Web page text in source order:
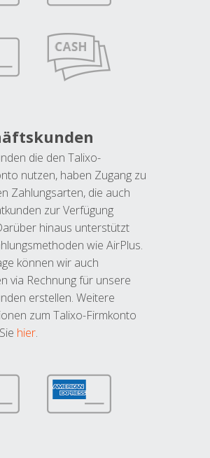
die den Talixo-
nutzen, haben Zugang zu
Zahlungsarten, die auch
zur Verfügung
hinaus unterstützt
wie AirPlus.
können wir auch
via Rechnung für unsere
erstellen. Weitere
zum Talixo-Firmkonto
hier.